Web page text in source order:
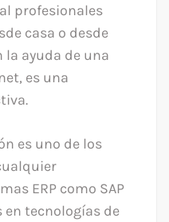
profesionales
casa o desde
ayuda de una
es una
es uno de los
ERP como SAP
en tecnologías de